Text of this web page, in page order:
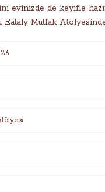
evinizde de keyifle
Eataly Mutfak